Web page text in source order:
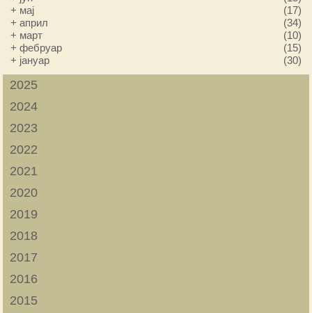
+ мај
(17)
+април
(34)
+ март
(10)
+фебруар
(15)
+ јануар (30)
2025
2024
2023
2022
2021
2020
2019
2018
2017
2016
2015